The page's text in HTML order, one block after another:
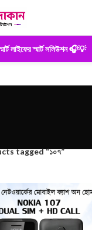
লাইফের স্মার্ট সলিউশন 🎧💡
tagged “১০৭”